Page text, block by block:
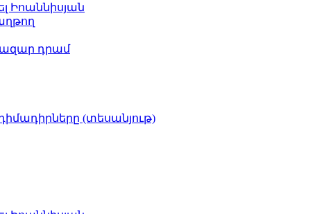
Իոաննիսյան
դրամ
(տեսանյութ)